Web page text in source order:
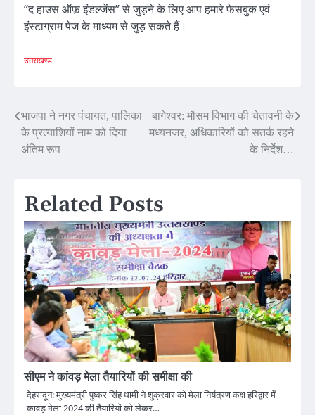
“द हाउस ऑफ़ इंडल्जेंस” से जुड़ने के लिए आप हमारे फेसबुक एवं
इंस्टाग्राम पेज के माध्यम से जुड़ सकते हैं।
उत्तराखण्ड
Post
navigation
भाजपा ने नगर पंचायत, पालिका
के प्रत्याशियों नाम को दिया
अंतिम रूप
बागेश्वर: मौसम विभाग की चेतावनी के
मध्यनजर, अधिकारियों को सतर्क रहने
के निर्देश…
Related Posts
सीएम ने कांवड़ मेला तैयारियों की समीक्षा की
देहरादून: मुख्यमंत्री पुष्कर सिंह धामी ने शुक्रवार को मेला नियंत्रण कक्ष हरिद्वार में
कावड़ मेला 2024 की तैयारियों को लेकर…